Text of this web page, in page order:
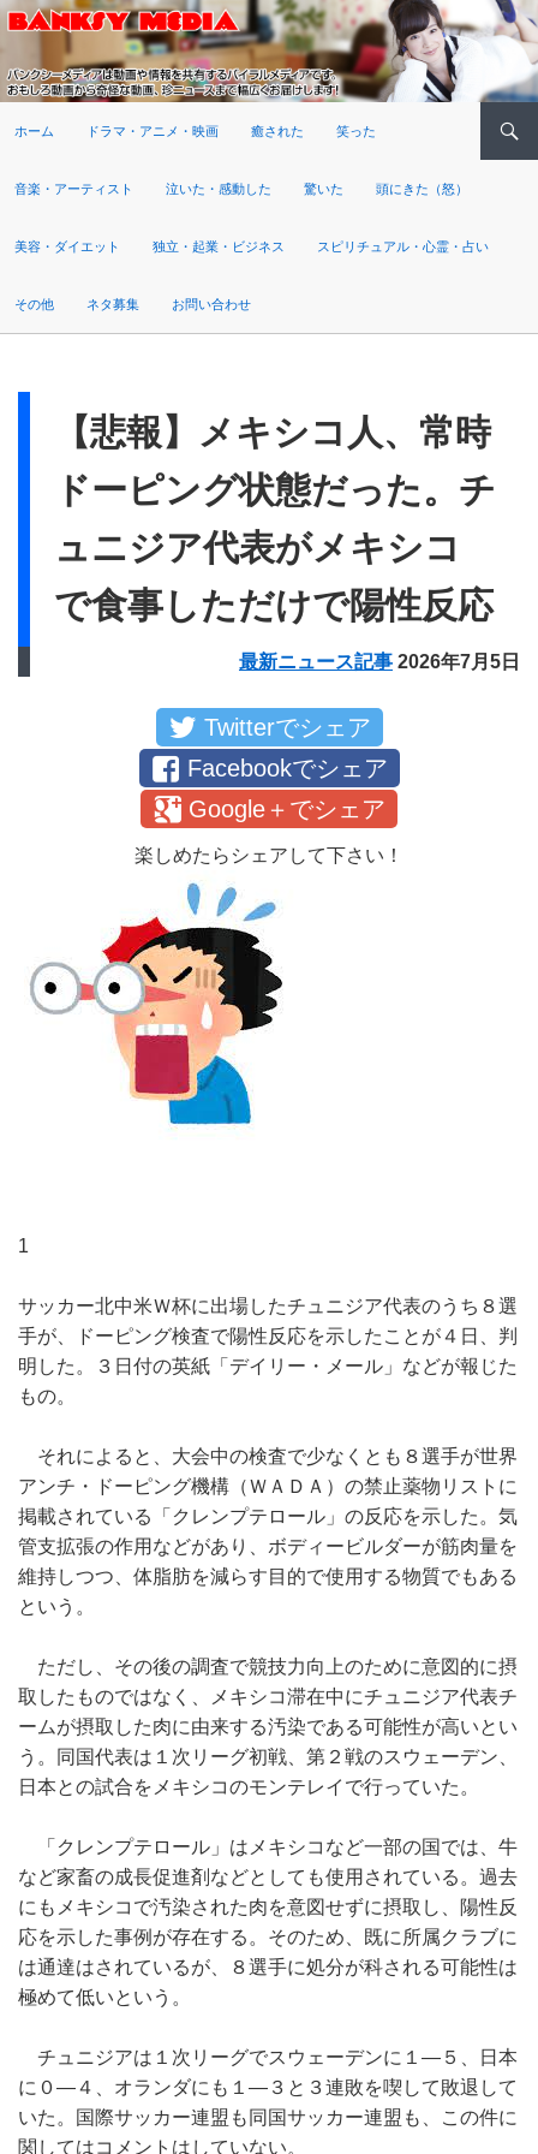
ホーム ドラマ・アニメ・映画 癒された 笑った
音楽・アーティスト 泣いた・感動した 驚いた 頭にきた（怒）
美容・ダイエット 独立・起業・ビジネス スピリチュアル・心霊・占い
その他 ネタ募集 お問い合わせ
【悲報】メキシコ人、常時
ドーピング状態だった。チ
ュニジア代表がメキシコ
で食事しただけで陽性反応
最新ニュース記事 2026年7月5日
Twitterでシェア
Facebookでシェア
Google＋でシェア
楽しめたらシェアして下さい！
1
サッカー北中米Ｗ杯に出場したチュニジア代表のうち８選
手が、ドーピング検査で陽性反応を示したことが４日、判
明した。３日付の英紙「デイリー・メール」などが報じた
もの。
それによると、大会中の検査で少なくとも８選手が世界
アンチ・ドーピング機構（ＷＡＤＡ）の禁止薬物リストに
掲載されている「クレンプテロール」の反応を示した。気
管支拡張の作用などがあり、ボディービルダーが筋肉量を
維持しつつ、体脂肪を減らす目的で使用する物質でもある
という。
ただし、その後の調査で競技力向上のために意図的に摂
取したものではなく、メキシコ滞在中にチュニジア代表チ
ームが摂取した肉に由来する汚染である可能性が高いとい
う。同国代表は１次リーグ初戦、第２戦のスウェーデン、
日本との試合をメキシコのモンテレイで行っていた。
「クレンプテロール」はメキシコなど一部の国では、牛
など家畜の成長促進剤などとしても使用されている。過去
にもメキシコで汚染された肉を意図せずに摂取し、陽性反
応を示した事例が存在する。そのため、既に所属クラブに
は通達はされているが、８選手に処分が科される可能性は
極めて低いという。
チュニジアは１次リーグでスウェーデンに１―５、日本
に０―４、オランダにも１―３と３連敗を喫して敗退して
いた。国際サッカー連盟も同国サッカー連盟も、この件に
関してはコメントはしていない。